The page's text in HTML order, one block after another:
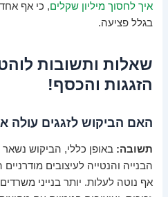
איך לחסוך מיליון שקלים, כי אף
בגלל פציעה.
שאלות ותשובות
הזגגות והכסף!
האם הביקוש לזגגים עולה
תשובה: באופן כללי, הביקוש
הבנייה והנטייה לעיצובים
אף נוטה לעלות. יותר בנייני